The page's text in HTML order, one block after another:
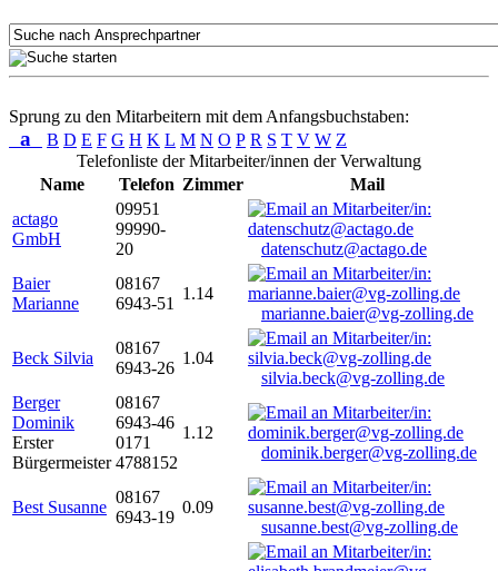
Sprung zu den Mitarbeitern mit dem Anfangsbuchstaben:
a B D E F G H K L M N O P R S T V W Z
Telefonliste der Mitarbeiter/innen der Verwaltung
Name
Telefon Zimmer
Mail
actago
GmbH
09951
99990-
20
datenschutz@actago.de
Baier
Marianne
08167
6943-51
1.14
marianne.baier@vg-zolling.de
Beck Silvia
08167
6943-26
1.04
silvia.beck@vg-zolling.de
Berger
Dominik
Erster
Bürgermeister
08167
6943-46
0171
4788152
1.12
dominik.berger@vg-zolling.de
Best Susanne
08167
6943-19
0.09
susanne.best@vg-zolling.de